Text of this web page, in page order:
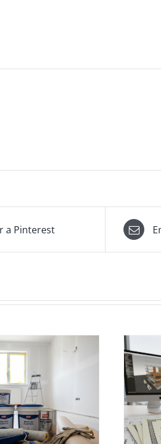
a Pinterest